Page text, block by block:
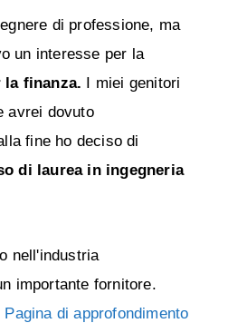
di professione, ma
un interesse per la
la finanza. I miei genitori
avrei dovuto
fine ho deciso di
di laurea in ingegneria
nell'industria
importante fornitore.
Pagina di approfondimento